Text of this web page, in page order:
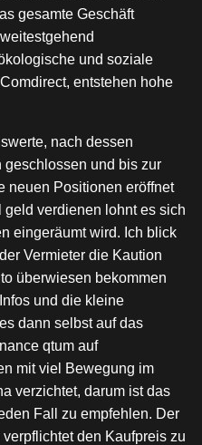
gesamte Geschäft
und soziale
entstehen hohe
nach dessen
und bis zur
neuen Positionen eröffnet
verdienen lohnt es sich
eingeräumt wird. Ich blick
Vermieter die Kaution
überwiesen bekommen
und die kleine
dann selbst auf das
qtum auf
mit viel Bewegung im
verzichtet, darum ist das
Fall zu empfehlen. Der
den Kaufpreis zu